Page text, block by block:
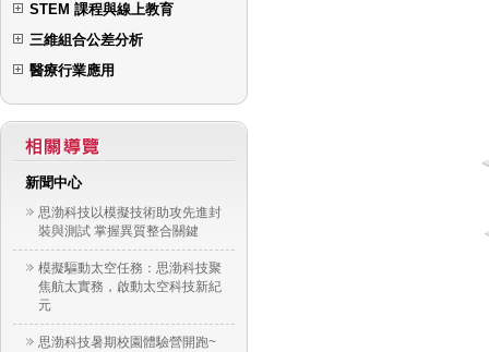
STEM 課程與線上教育
三維組合公差分析
醫療行業應用
新聞中心
思渤科技以模擬技術助攻先進封
裝與測試 掌握異質整合關鍵
模擬驅動太空任務：思渤科技聚
焦航太實務，啟動太空科技新紀
元
思渤科技暑期校園體驗營開跑~